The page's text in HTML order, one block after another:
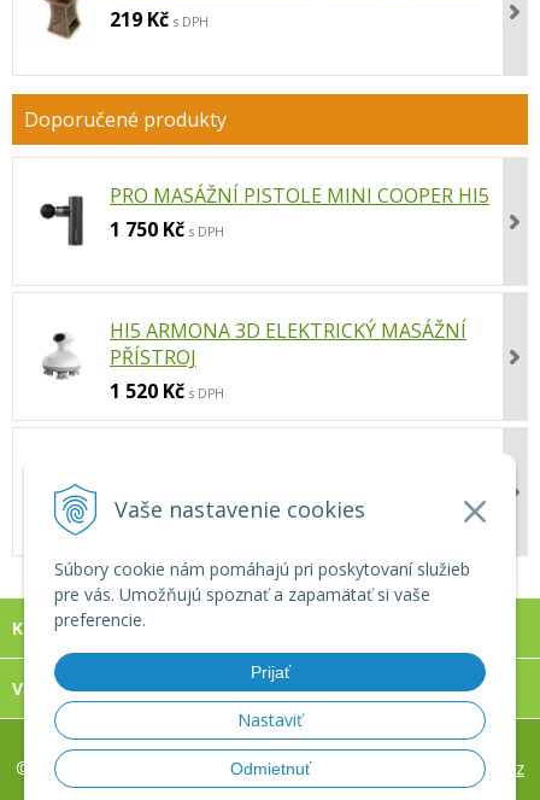
Vaše nastavenie cookies
Súbory cookie nám pomáhajú pri poskytovaní služieb
pre vás. Umožňujú spoznať a zapamätať si vaše
preferencie.
Prijať
Nastaviť
Odmietnuť
219 Kč s DPH
PRO MASÁŽNÍ PISTOLE MINI COOPER HI5
1 750 Kč s DPH
HI5 ARMONA 3D ELEKTRICKÝ MASÁŽNÍ
PŘÍSTROJ
1 520 Kč s DPH
1 690 Kč
KONTAKT
VŠECHNO O NÁKUPE
© 2026 REVIXA, s.r.o. www.eshop-masaze.cz •
tvorba eshopu cez
UNIobchod,webhostingspoločnostiWEBYGROUP